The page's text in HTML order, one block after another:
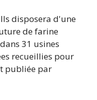
disposera d'une
de farine
31 usines
recueillies pour
publiée par